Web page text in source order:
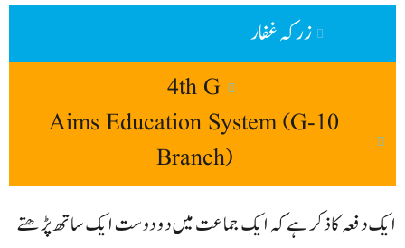
زرکہ غفار
4th G
Aims Education System (G-10
Branch)
ایک دفعہ کا ذکر ہے کہ ایک جماعت میں دو دوست ایک ساتھ پڑھتے